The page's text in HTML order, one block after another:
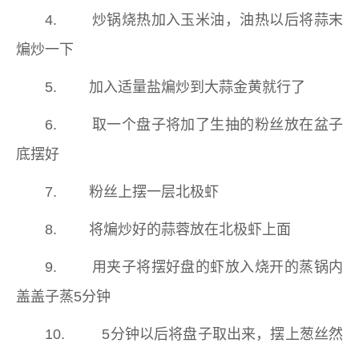
4. 炒锅烧热加入玉米油，油热以后将蒜末
煸炒一下
5. 加入适量盐煸炒到大蒜金黄就行了
6. 取一个盘子将加了生抽的粉丝放在盆子
底摆好
7. 粉丝上摆一层北极虾
8. 将煸炒好的蒜蓉放在北极虾上面
9. 用夹子将摆好盘的虾放入烧开的蒸锅内
盖盖子蒸5分钟
10. 5分钟以后将盘子取出来，摆上葱丝然